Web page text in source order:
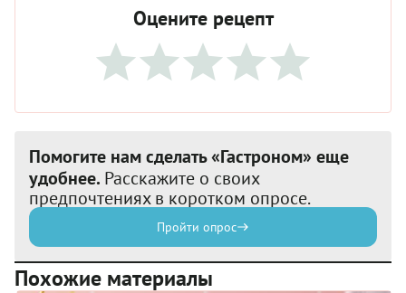
Оцените рецепт
Помогите нам сделать «Гастроном» еще
удобнее. Расскажите о своих
предпочтениях в коротком опросе.
Пройти опрос
Похожие материалы